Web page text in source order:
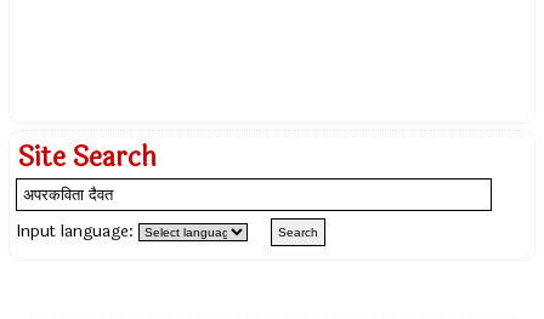
Site Search
Input language: